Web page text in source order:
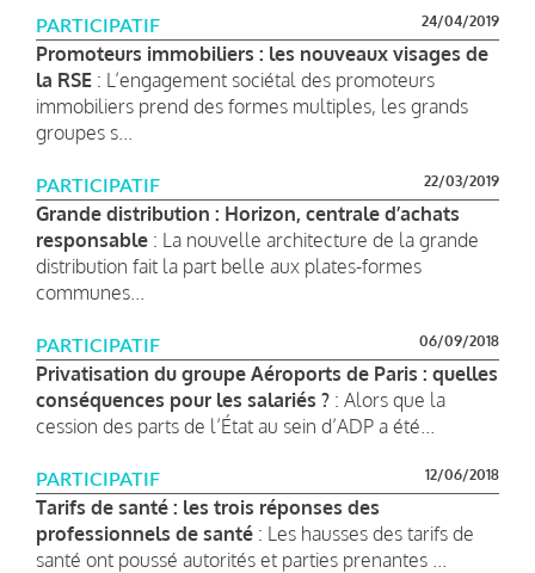
PARTICIPATIF 24/04/2019
Promoteurs immobiliers : les nouveaux visages de
la RSE : L’engagement sociétal des promoteurs
immobiliers prend des formes multiples, les grands
groupes s...
PARTICIPATIF 22/03/2019
Grande distribution : Horizon, centrale d’achats
responsable : La nouvelle architecture de la grande
distribution fait la part belle aux plates-formes
communes...
PARTICIPATIF 06/09/2018
Privatisation du groupe Aéroports de Paris : quelles
conséquences pour les salariés ? : Alors que la
cession des parts de l’État au sein d’ADP a été...
PARTICIPATIF 12/06/2018
Tarifs de santé : les trois réponses des
professionnels de santé : Les hausses des tarifs de
santé ont poussé autorités et parties prenantes ...